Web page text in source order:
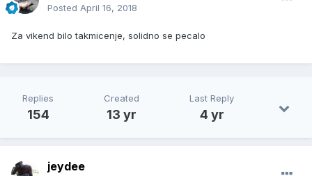
Posted April 16, 2018
Za vikend bilo takmicenje, solidno se pecalo
Replies
154
Created
13 yr
Last Reply
4 yr
jeydee